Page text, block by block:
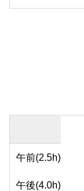
午前(2.5h)
午後(4.0h)